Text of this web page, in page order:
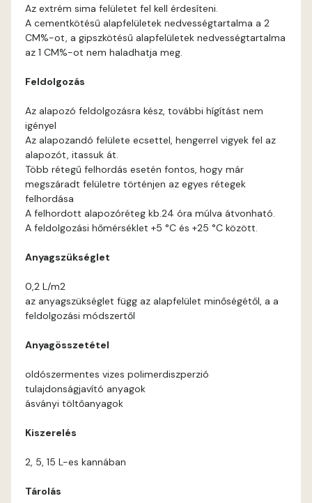
Cognac B
Coral B
Coral C
Corn B
Corn C
Az extrém sima felületet fel kell érdesíteni.
A cementkötésű alapfelületek nedvességtartalma a 2
CM%-ot, a gipszkötésű alapfelületek nedvességtartalma
az 1 CM%-ot nem haladhatja meg.
Feldolgozás
Az alapozó feldolgozásra kész, további hígítást nem
igényel
Az alapozandó felülete ecsettel, hengerrel vigyek fel az
alapozót, itassuk át.
Több rétegű felhordás esetén fontos, hogy már
megszáradt felületre történjen az egyes rétegek
felhordása
A felhordott alapozóréteg kb.24 óra múlva átvonható.
A feldolgozási hőmérséklet +5 °C és +25 °C között.
Anyagszükséglet
0,2 L/m2
az anyagszükséglet függ az alapfelület minőségétől, a a
feldolgozási módszertől
Anyagösszetétel
oldószermentes vizes polimerdiszperzió
tulajdonságjavító anyagok
ásványi töltőanyagok
Kiszerelés
2, 5, 15 L-es kannában
Tárolás